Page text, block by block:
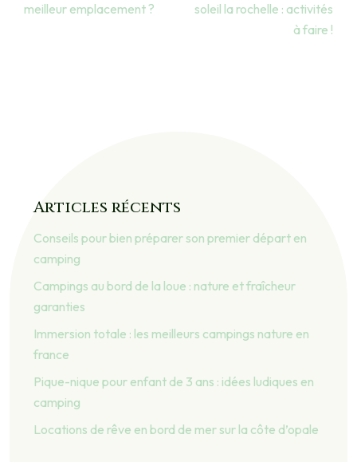
meilleur emplacement ?
soleil la rochelle : activités
à faire !
Articles récents
Conseils pour bien préparer son premier départ en
camping
Campings au bord de la loue : nature et fraîcheur
garanties
Immersion totale : les meilleurs campings nature en
france
Pique-nique pour enfant de 3 ans : idées ludiques en
camping
Locations de rêve en bord de mer sur la côte d’opale